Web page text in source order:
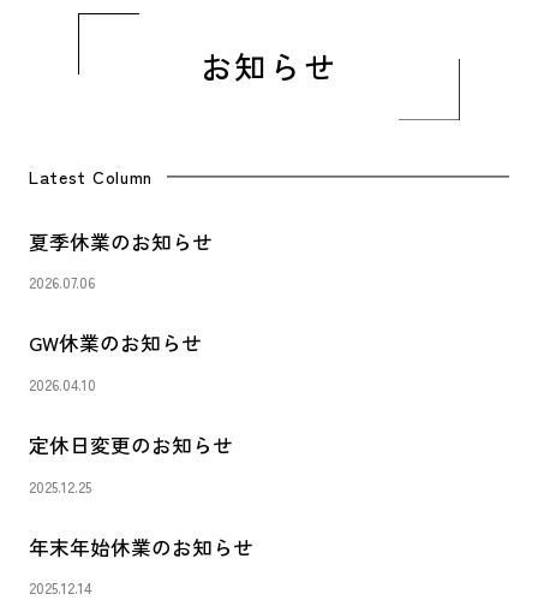
お知らせ
Latest Column
夏季休業のお知らせ
2026.07.06
GW休業のお知らせ
2026.04.10
定休日変更のお知らせ
2025.12.25
年末年始休業のお知らせ
2025.12.14